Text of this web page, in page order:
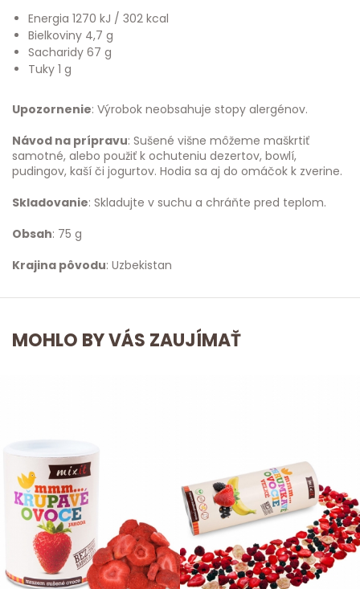
Energia 1270 kJ / 302 kcal
Bielkoviny 4,7 g
Sacharidy 67 g
Tuky 1 g
Upozornenie: Výrobok neobsahuje stopy alergénov.
Návod na prípravu: Sušené višne môžeme maškrtiť
samotné, alebo použiť k ochuteniu dezertov, bowlí,
pudingov, kaší či jogurtov. Hodia sa aj do omáčok k zverine.
Skladovanie: Skladujte v suchu a chráňte pred teplom.
Obsah: 75 g
Krajina pôvodu: Uzbekistan
MOHLO BY VÁS ZAUJÍMAŤ